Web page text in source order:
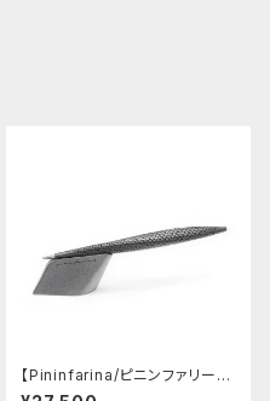
【Pininfarina/ピニンファリー
ナ】Speedform (チタン)